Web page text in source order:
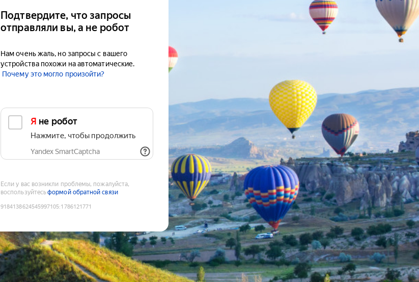
Подтвердите, что запросы
отправляли вы, а не робот
Нам очень жаль, но запросы с вашего
устройства похожи на автоматические.
Почему это могло произойти?
Я не робот
Нажмите, чтобы продолжить
Yandex SmartCaptcha
Если у вас возникли проблемы, пожалуйста,
воспользуйтесьформой обратной связи
9184138624545997105:1786121771